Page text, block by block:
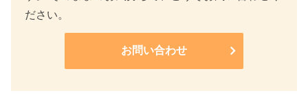
ださい。
お問い合わせ